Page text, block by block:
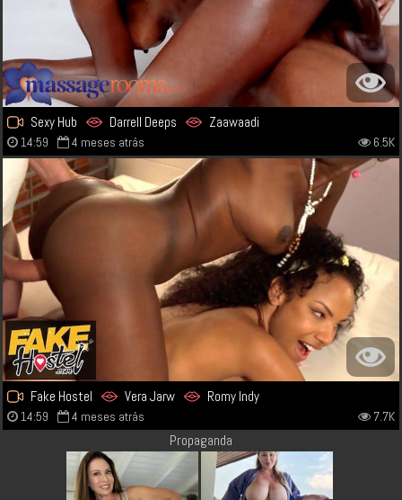
Sexy Hub Darrell Deeps Zaawaadi
14:59 4 meses atrás 6.5K
Fake Hostel Vera Jarw Romy Indy
14:59 4 meses atrás 7.7K
Propaganda